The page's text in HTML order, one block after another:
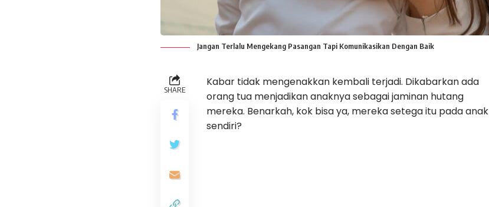
Jangan Terlalu Mengekang Pasangan Tapi Komunikasikan Dengan Baik
SHARE
Kabar tidak mengenakkan kembali terjadi. Dikabarkan ada
orang tua menjadikan anaknya sebagai jaminan hutang
mereka. Benarkah, kok bisa ya, mereka setega itu pada anak
sendiri?